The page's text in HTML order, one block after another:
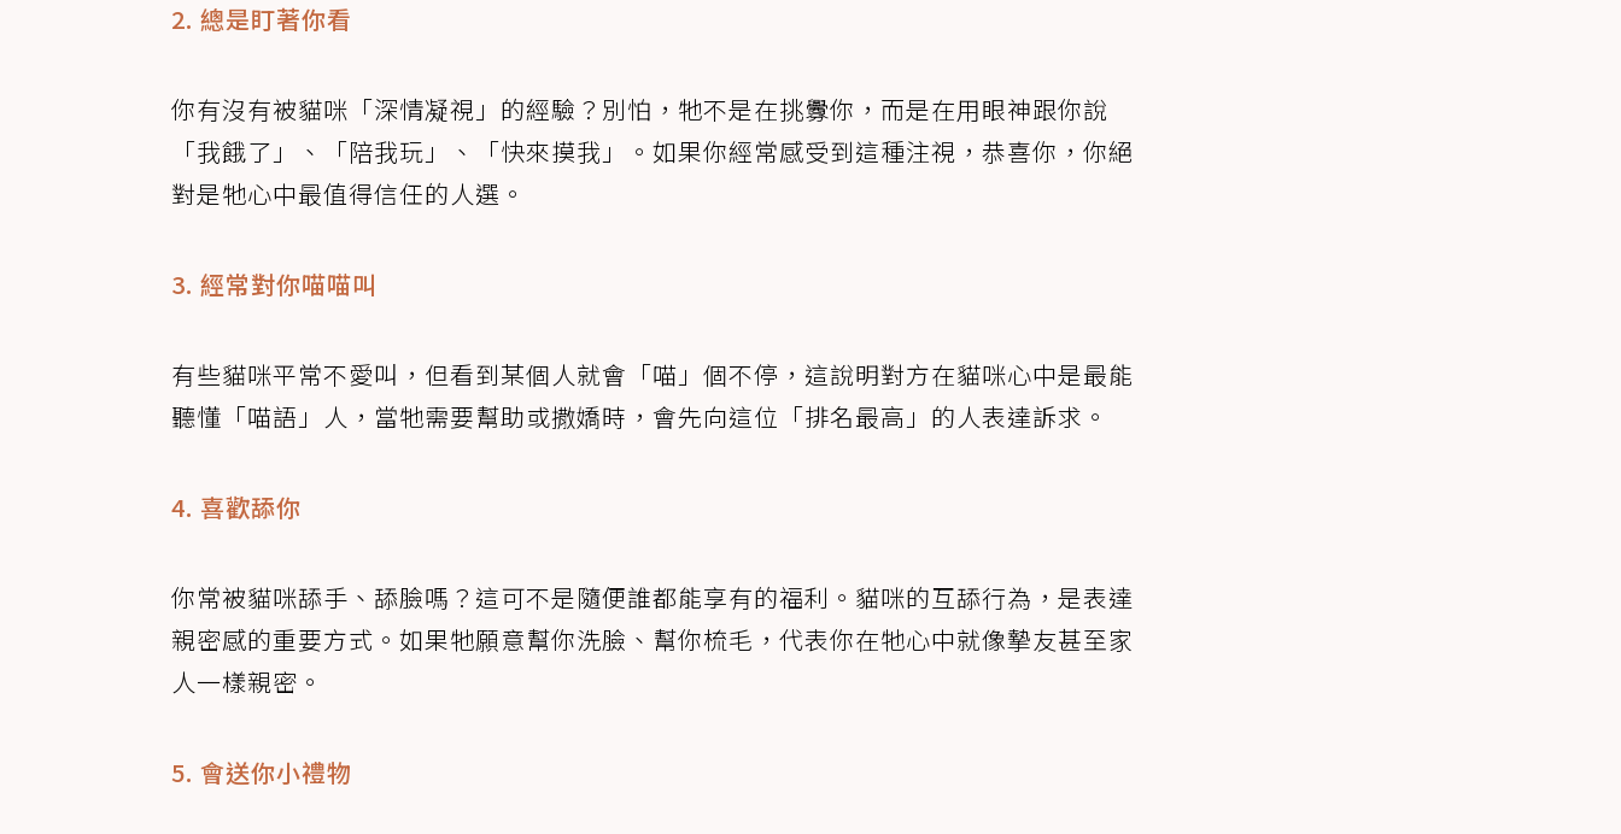
2. 總是盯著你看
你有沒有被貓咪「深情凝視」的經驗？別怕，牠不是在挑釁你，而是在用眼神跟你說
「我餓了」、「陪我玩」、「快來摸我」。如果你經常感受到這種注視，恭喜你，你絕
對是牠心中最值得信任的人選。
3. 經常對你喵喵叫
有些貓咪平常不愛叫，但看到某個人就會「喵」個不停，這說明對方在貓咪心中是最能
聽懂「喵語」人，當牠需要幫助或撒嬌時，會先向這位「排名最高」的人表達訴求。
4. 喜歡舔你
你常被貓咪舔手、舔臉嗎？這可不是隨便誰都能享有的福利。貓咪的互舔行為，是表達
親密感的重要方式。如果牠願意幫你洗臉、幫你梳毛，代表你在牠心中就像摯友甚至家
人一樣親密。
5. 會送你小禮物